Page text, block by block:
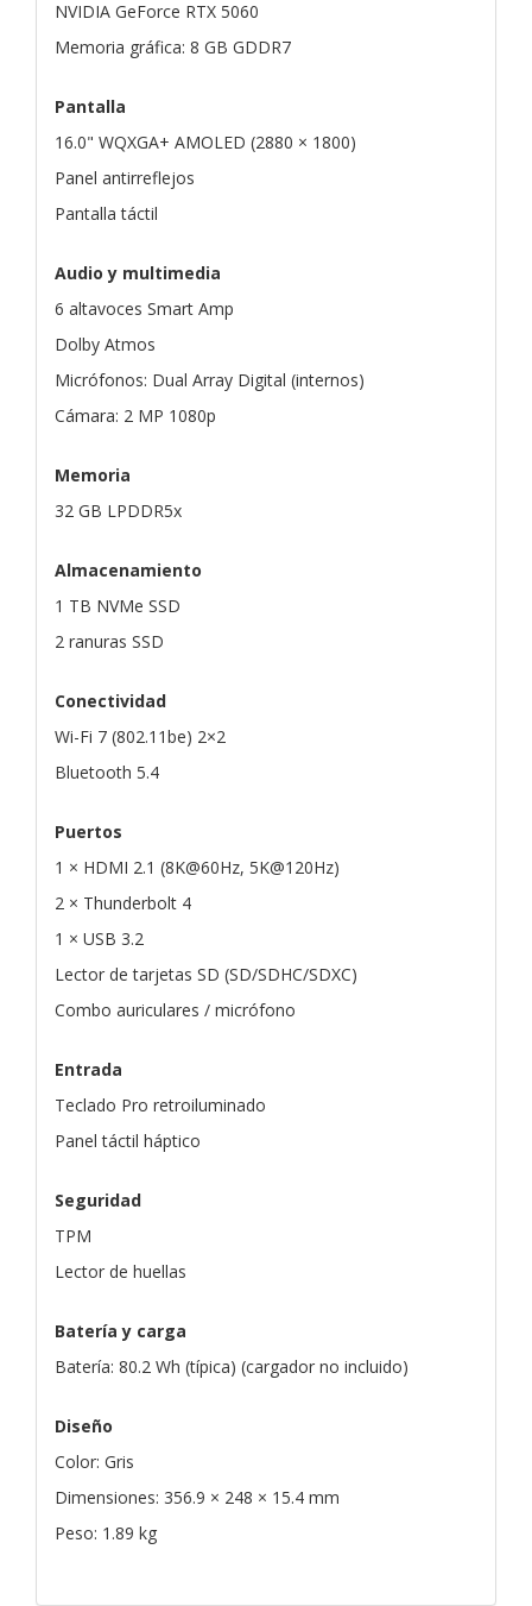
NVIDIA GeForce RTX 5060
Memoria gráfica: 8 GB GDDR7
Pantalla
16.0" WQXGA+ AMOLED (2880 × 1800)
Panel antirreflejos
Pantalla táctil
Audio y multimedia
6 altavoces Smart Amp
Dolby Atmos
Micrófonos: Dual Array Digital (internos)
Cámara: 2 MP 1080p
Memoria
32 GB LPDDR5x
Almacenamiento
1 TB NVMe SSD
2 ranuras SSD
Conectividad
Wi-Fi 7 (802.11be) 2×2
Bluetooth 5.4
Puertos
1 × HDMI 2.1 (8K@60Hz, 5K@120Hz)
2 × Thunderbolt 4
1 × USB 3.2
Lector de tarjetas SD (SD/SDHC/SDXC)
Combo auriculares / micrófono
Entrada
Teclado Pro retroiluminado
Panel táctil háptico
Seguridad
TPM
Lector de huellas
Batería y carga
Batería: 80.2 Wh (típica) (cargador no incluido)
Diseño
Color: Gris
Dimensiones: 356.9 × 248 × 15.4 mm
Peso: 1.89 kg